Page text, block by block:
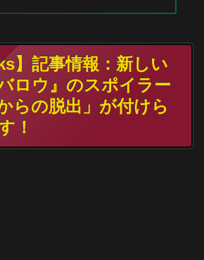
】記事情報：新しい
ロウ』のスポイラー
らの脱出」が付けら
！